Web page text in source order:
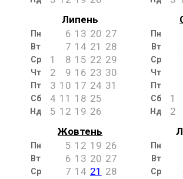
Липень
Пн 6 13 20 27
Вт 7 14 21 28
Ср 1 8 15 22 29
Чт 2 9 16 23 30
Пт 3 10 17 24 31
Сб 4 11 18 25
Нд 5 12 19 26
Пн
Вт
Ср
Чт
Пт
Сб 1
Нд 2
Жовтень
Пн 5 12 19 26
Вт 6 13 20 27
Ср 7 14 21 28
Пн
Вт
Ср